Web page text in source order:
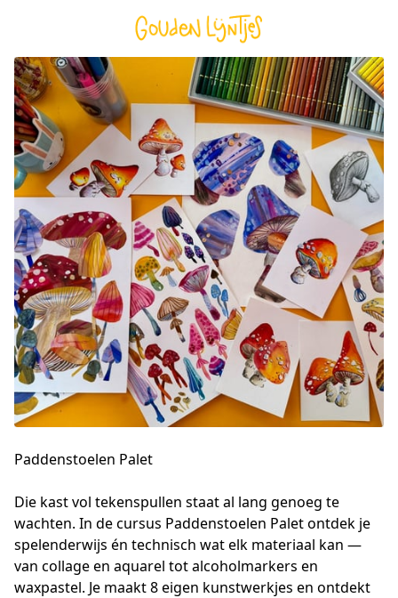
Paddenstoelen Palet
Die kast vol tekenspullen staat al lang genoeg te
wachten. In de cursus Paddenstoelen Palet ontdek je
spelenderwijs én technisch wat elk materiaal kan —
van collage en aquarel tot alcoholmarkers en
waxpastel. Je maakt 8 eigen kunstwerkjes en ontdekt